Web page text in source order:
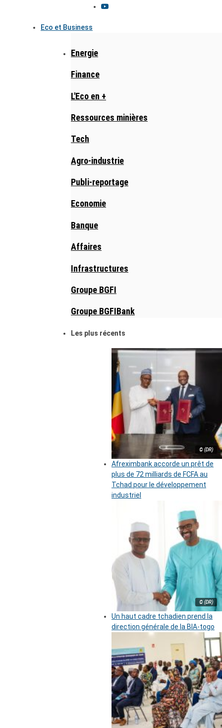
Eco et Business
Energie
Finance
L'Eco en +
Ressources minières
Tech
Agro-industrie
Publi-reportage
Economie
Banque
Affaires
Infrastructures
Groupe BGFI
Groupe BGFIBank
Les plus récents
© (DR)
Afreximbank accorde un prêt de
plus de 72 milliards de FCFA au
Tchad pour le développement
industriel
© (DR)
Un haut cadre tchadien prend la
direction générale de la BIA-togo